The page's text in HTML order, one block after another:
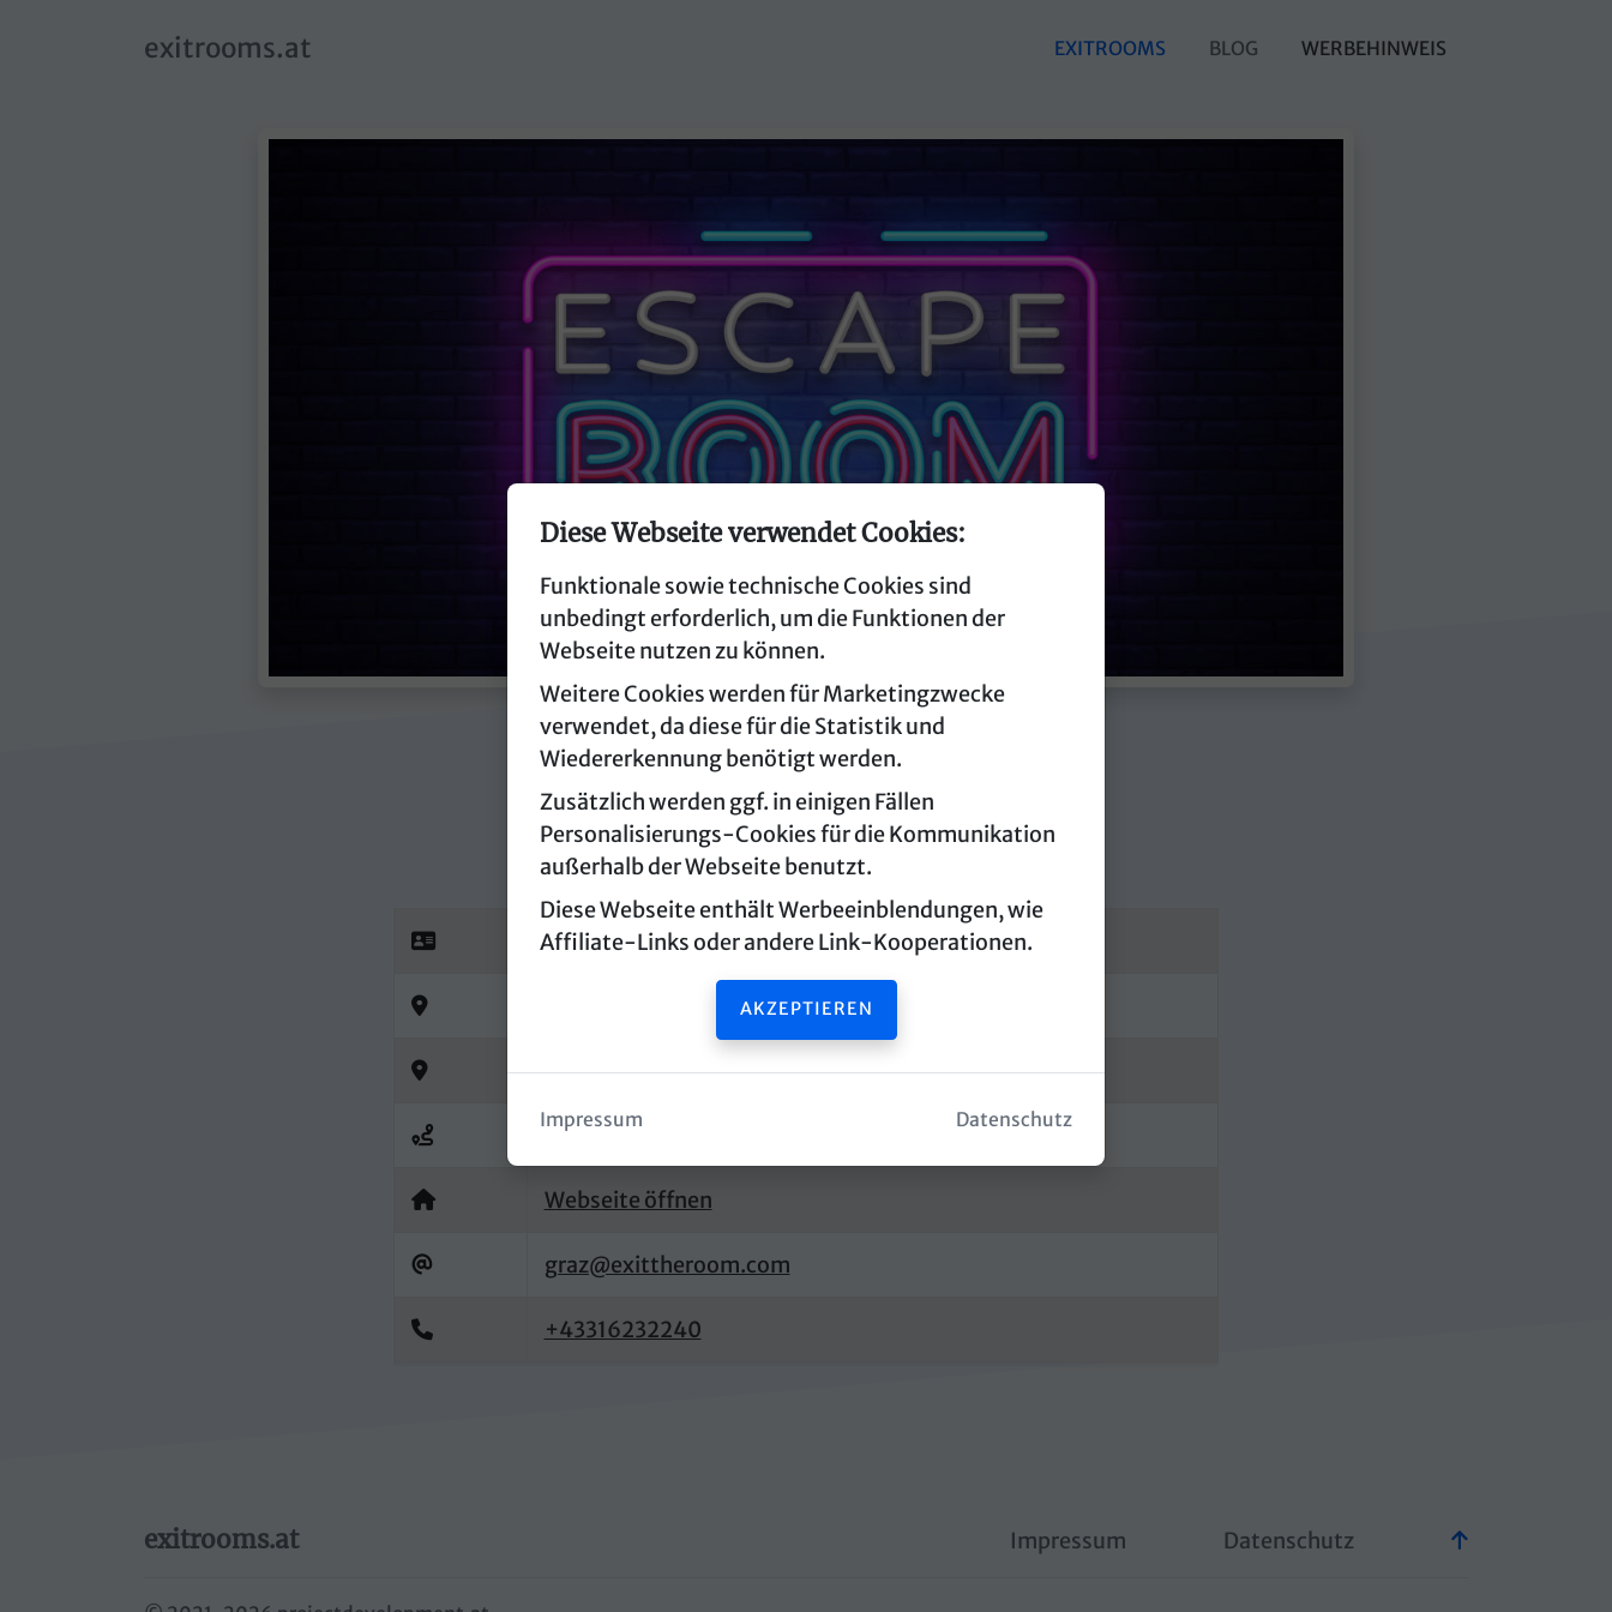
exitrooms.at EXITROOMS BLOG WERBEHINWEIS
Diese Webseite verwendet Cookies:
Funktionale sowie technische Cookies sind
unbedingt erforderlich, um die Funktionen der
Webseite nutzen zu können.
Weitere Cookies werden für Marketingzwecke
verwendet, da diese für die Statistik und
Wiedererkennung benötigt werden.
Zusätzlich werden ggf. in einigen Fällen
Personalisierungs-Cookies für die Kommunikation
außerhalb der Webseite benutzt.
Diese Webseite enthält Werbeeinblendungen, wie
Affiliate-Links oder andere Link-Kooperationen.
AKZEPTIEREN
Impressum Datenschutz
Exit The Room
9020 Klagenfurt
Exit The Room
Dr.-Franz-Palla-Gasse 23
9020 Klagenfurt
Routenplaner öffnen
Webseite öffnen
graz@exittheroom.com
+43316232240
exitrooms.at Impressum Datenschutz